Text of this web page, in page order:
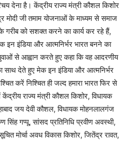
देना है। केंद्रीय राज्य मंत्री कौशल किशोर
मोदी जी तमाम योजनाओं के माध्यम से समाज
गरीब को सशक्त करने का कार्य कर रहे हैं,
इन इंडिया और आत्मनिर्भर भारत बनने का
से आह्वान करते हुए कहा कि वह आदरणीय
साथ देते हुए मेक इन इंडिया और आत्मनिर्भर
करें निश्चित ही जल्द हमारा भारत फिर से
केंद्रीय राज्य मंत्री कौशल किशोर, विधायक
जय देवी कौशल, विधायक मोहनलालगंज
गप्पू, सांसद प्रतिनिधि प्रवीण अवस्थी,
मोर्चा अवध विकास किशोर, जितेंद्र रावत,